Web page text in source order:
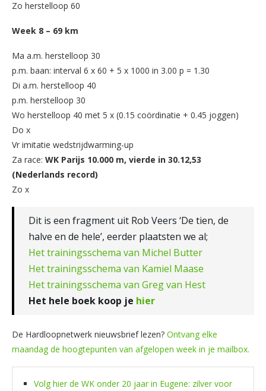
Zo herstelloop 60
Week 8 – 69 km
Ma a.m. herstelloop 30
p.m. baan: interval 6 x 60 + 5 x 1000 in 3.00 p = 1.30
Di a.m. herstelloop 40
p.m. herstelloop 30
Wo herstelloop 40 met 5 x (0.15 coördinatie + 0.45 joggen)
Do x
Vr imitatie wedstrijdwarming-up
Za race: WK Parijs 10.000 m, vierde in 30.12,53
(Nederlands record)
Zo x
Dit is een fragment uit Rob Veers ‘De tien, de
halve en de hele’, eerder plaatsten we al;
Het trainingsschema van Michel Butter
Het trainingsschema van Kamiel Maase
Het trainingsschema van Greg van Hest
Het hele boek koop je hier
De Hardloopnetwerk nieuwsbrief lezen? Ontvang elke
maandag de hoogtepunten van afgelopen week in je mailbox.
Volg hier de WK onder 20 jaar in Eugene: zilver voor